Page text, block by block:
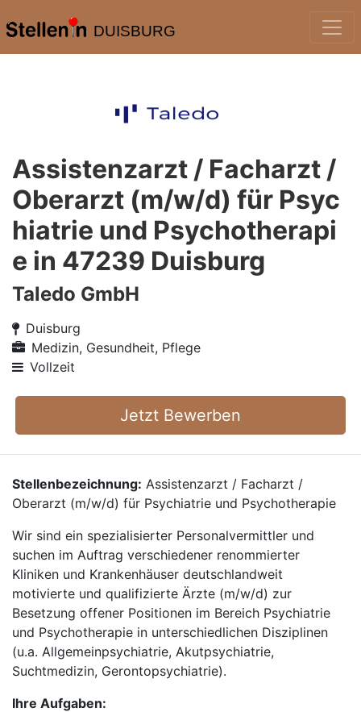
DUISBURG
Assistenzarzt / Facharzt /
Oberarzt (m/w/d) für Psyc
hiatrie und Psychotherapi
e in 47239 Duisburg
Taledo GmbH
Duisburg
Medizin, Gesundheit, Pflege
Vollzeit
Jetzt Bewerben
Stellenbezeichnung: Assistenzarzt / Facharzt /
Oberarzt (m/w/d) für Psychiatrie und Psychotherapie
Wir sind ein spezialisierter Personalvermittler und
suchen im Auftrag verschiedener renommierter
Kliniken und Krankenhäuser deutschlandweit
motivierte und qualifizierte Ärzte (m/w/d) zur
Besetzung offener Positionen im Bereich Psychiatrie
und Psychotherapie in unterschiedlichen Disziplinen
(u.a. Allgemeinpsychiatrie, Akutpsychiatrie,
Suchtmedizin, Gerontopsychiatrie).
Ihre Aufgaben: